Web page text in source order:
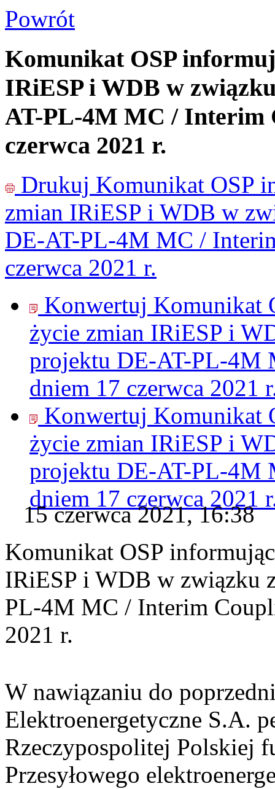
Powrót
Komunikat OSP
IRiESP i WDB w
AT-PL-4M MC / Interim
czerwca 2021 r.
Drukuj Komunikat OSP
zmian IRiESP i WDB w
DE-AT-PL-4M MC /
czerwca 2021 r.
Konwertuj Komunikat
życie zmian IRiESP i
projektu DE-AT-PL-4M
dniem 17 czerwca 2021
Konwertuj Komunikat
życie zmian IRiESP i
projektu DE-AT-PL-4M
dniem 17 czerwca 2021
15 czerwca 2021, 16:38
Komunikat OSP
IRiESP i WDB w związku
PL-4M MC / Interim
2021 r.
W nawiązaniu do
Elektroenergetyczne S.A.
Rzeczypospolitej Polskiej
Przesyłowego